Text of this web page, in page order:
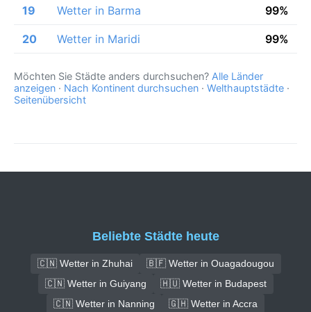
19 Wetter in Barma 99%
20 Wetter in Maridi 99%
Möchten Sie Städte anders durchsuchen? Alle Länder
anzeigen · Nach Kontinent durchsuchen · Welthauptstädte ·
Seitenübersicht
Beliebte Städte heute
🇨🇳 Wetter in Zhuhai
🇧🇫 Wetter in Ouagadougou
🇨🇳 Wetter in Guiyang
🇭🇺 Wetter in Budapest
🇨🇳 Wetter in Nanning
🇬🇭 Wetter in Accra